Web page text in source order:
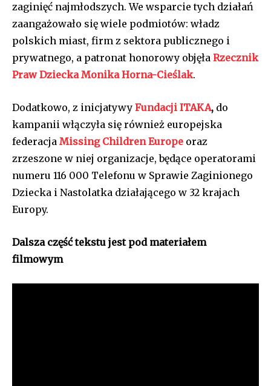
zaginięć najmłodszych. We wsparcie tych działań
zaangażowało się wiele podmiotów: władz
polskich miast, firm z sektora publicznego i
prywatnego, a patronat honorowy objęła Rzecznik
Praw Dziecka Monika Horna-Cieślak.
Dodatkowo, z inicjatywy Fundacji ITAKA, do
kampanii włączyła się również europejska
federacja Missing Children Europe oraz
zrzeszone w niej organizacje, będące operatorami
numeru 116 000 Telefonu w Sprawie Zaginionego
Dziecka i Nastolatka działającego w 32 krajach
Europy.
Dalsza część tekstu jest pod materiałem
filmowym